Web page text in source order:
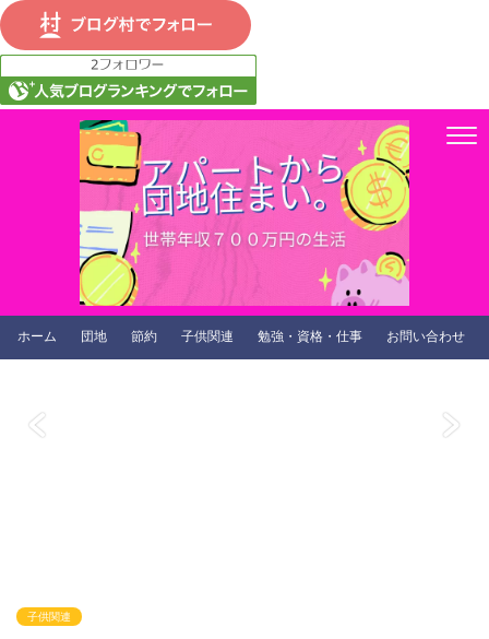
ホーム 団地 節約 子供関連 勉強・資格・仕事 お問い合わせ
子供関連